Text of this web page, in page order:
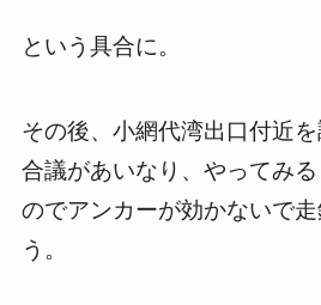
という具合に。
その後、小網代湾出口付近
合議があいなり、やってみ
のでアンカーが効かないで
う。